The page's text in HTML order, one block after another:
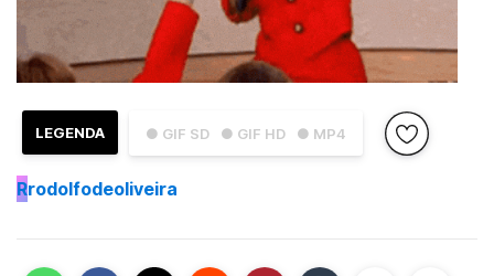
● GIF SD ● GIF HD ● MP4
LEGENDA
Rrodolfodeoliveira